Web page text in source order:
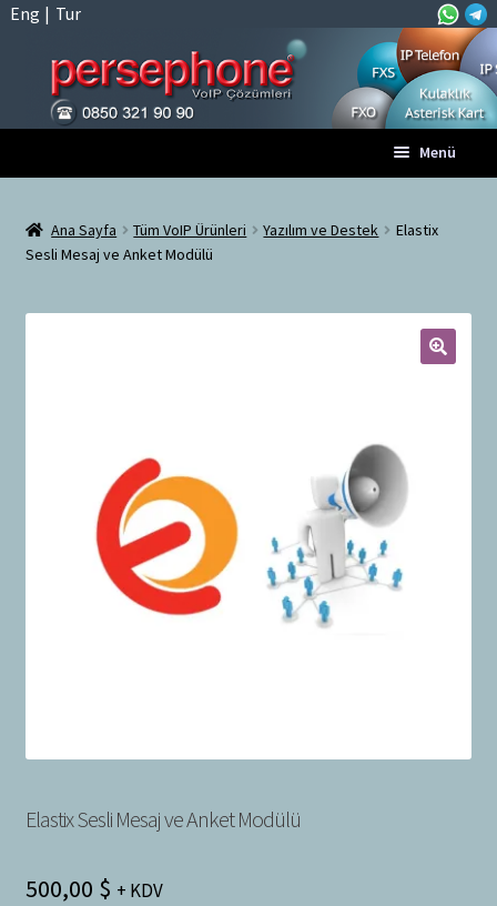
Eng | Tur
Menü
Tüm VoIP Ürünleri
t
m
e
Hesabım
Bayilik Başvurusu
Ana Sayfa Tüm VoIP Ürünleri Yazılım ve Destek
Elastix
Sesli Mesaj ve Anket Modülü
Elastix Sesli Mesaj ve Anket Modülü
500,00 $ + KDV